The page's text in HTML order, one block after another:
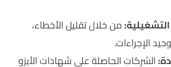
من خلال تقليل الأخطاء،
الإجراءات.
الشركات الحاصلة على شهادات الأيزو